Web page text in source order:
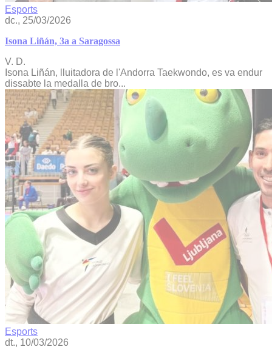
Esports
dc., 25/03/2026
Isona Liñán, 3a a Saragossa
V. D.
Isona Liñán, lluitadora de l'Andorra Taekwondo, es va endur
dissabte la medalla de bro...
Esports
dt., 10/03/2026